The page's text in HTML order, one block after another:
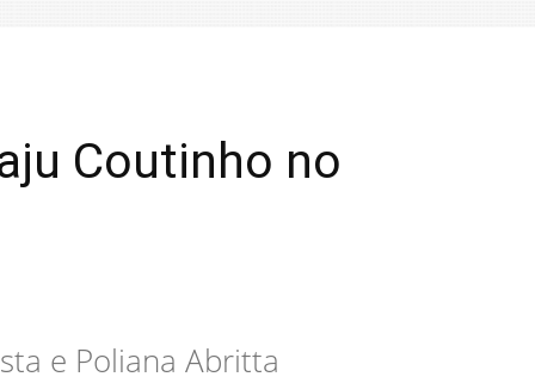
Coutinho no
e Poliana Abritta